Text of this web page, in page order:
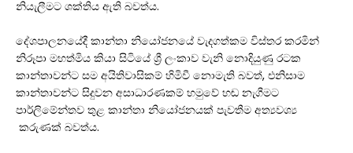
නියැලීමට ශක්තිය ඇති බවත්ය.
දේශපාලනයේදී කාන්තා නියෝජනයේ වැදගත්කම විස්තර කරමින්
නිරූපා මහත්මිය කියා සිටියේ ශ්‍රී ලංකාව වැනි නොදියුණු රටක
කාන්තාවන්ට සම අයිතිවාසිකම් හිමිවී නොමැති බවත්, එනිසාම
කාන්තාවන්ට සිදුවන අසාධාරණකම් හමුවේ හඬ නැගීමට
පාර්ලිමේන්තව තුළ කාන්තා නියෝජනයක් පැවතීම අත්‍යවශ්‍ය
කරුණක් බවත්ය.